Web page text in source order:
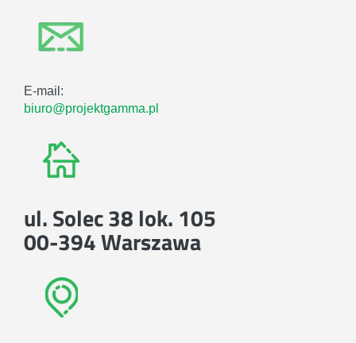
E-mail:
biuro@projektgamma.pl
ul. Solec 38 lok. 105
00-394 Warszawa